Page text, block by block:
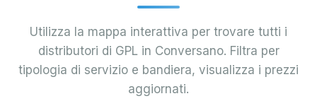
Utilizza la mappa interattiva per trovare tutti i
distributori di GPL in Conversano. Filtra per
tipologia di servizio e bandiera, visualizza i prezzi
aggiornati.